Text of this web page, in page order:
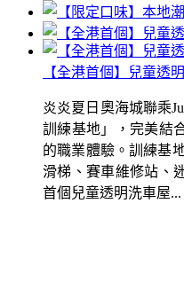
【全港首個】兒童透
炎炎夏日奧海城聯乘
訓練基地」，完美結
的職業體驗。訓練基
滑梯、賽車維修站、
首個兒童透明洗車屋...